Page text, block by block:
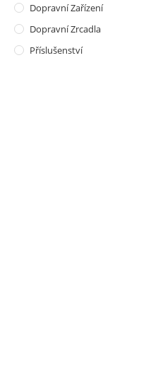
Dopravní Zařízení
Dopravní Zrcadla
Příslušenství